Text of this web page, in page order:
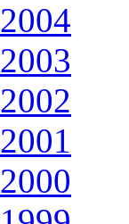
2004
2003
2002
2001
2000